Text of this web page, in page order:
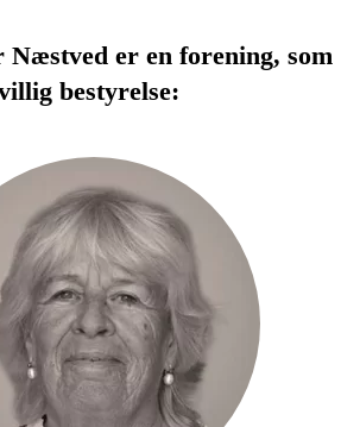
er en forening, som
bestyrelse: